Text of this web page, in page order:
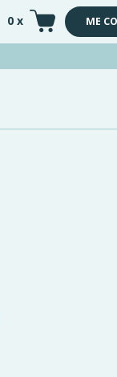
0 x ME